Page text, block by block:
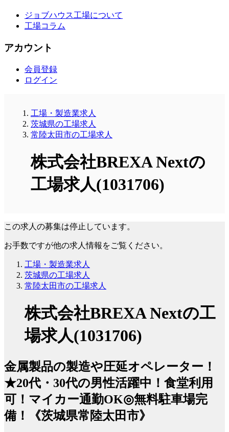
ジョブハウス工場について
工場コラム
アカウント
会員登録
ログイン
工場・製造業求人
茨城県の工場求人
常陸太田市の工場求人
株式会社BREXA Nextの
工場求人(1031706)
この求人の募集は停止しています。
お手数ですが他の求人情報をご覧ください。
工場・製造業求人
茨城県の工場求人
常陸太田市の工場求人
株式会社BREXA Nextの工
場求人(1031706)
金属製品の製造や圧延オペレーター！
★20代・30代の男性活躍中！食堂利用
可！マイカー通勤OK◎無料駐車場完
備！《茨城県常陸太田市》